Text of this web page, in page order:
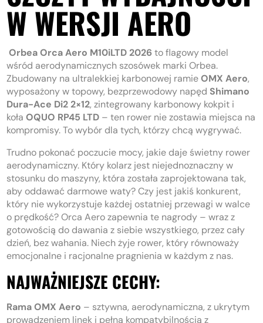
W WERSJI AERO
Orbea Orca Aero M10iLTD 2026 to flagowy model
wśród aerodynamicznych szosówek marki Orbea.
Zbudowany na ultralekkiej karbonowej ramieOMX Aero,
wyposażony w topowy, bezprzewodowy napęd Shimano
Dura-Ace Di2 2×12, zintegrowany karbonowy kokpit i
kołaOQUO RP45 LTD – ten rower nie zostawia miejsca na
kompromisy. To wybór dla tych, którzy chcą wygrywać.
Trudno pokonać poczucie mocy, jakie daje świetny rower
aerodynamiczny. Który kolarz jest niejednoznaczny w
stosunku do maszyny, która została zaprojektowana tak,
aby oddawać darmowe waty? Czy jest jakiś konkurent,
który nie wykorzystuje każdej ostatniej przewagi w walce
o prędkość? Orca Aero zapewnia te nagrody – wraz z
gotowością do dawania z siebie wszystkiego, przez cały
dzień, bez wahania. Niech żyje rower, który równoważy
emocjonalne i racjonalne pragnienia w każdym z nas.
NAJWAŻNIEJSZE CECHY:
Rama OMX Aero – sztywna, aerodynamiczna, z ukrytym
prowadzeniem linek i pełną kompatybilnością z